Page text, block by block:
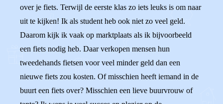
over je fiets. Terwijl de eerste klas zo iets leuks is om naar
uit te kijken! Ik als student heb ook niet zo veel geld.
Daarom kijk ik vaak op marktplaats als ik bijvoorbeeld
een fiets nodig heb. Daar verkopen mensen hun
tweedehands fietsen voor veel minder geld dan een
nieuwe fiets zou kosten. Of misschien heeft iemand in de
buurt een fiets over? Misschien een lieve buurvrouw of